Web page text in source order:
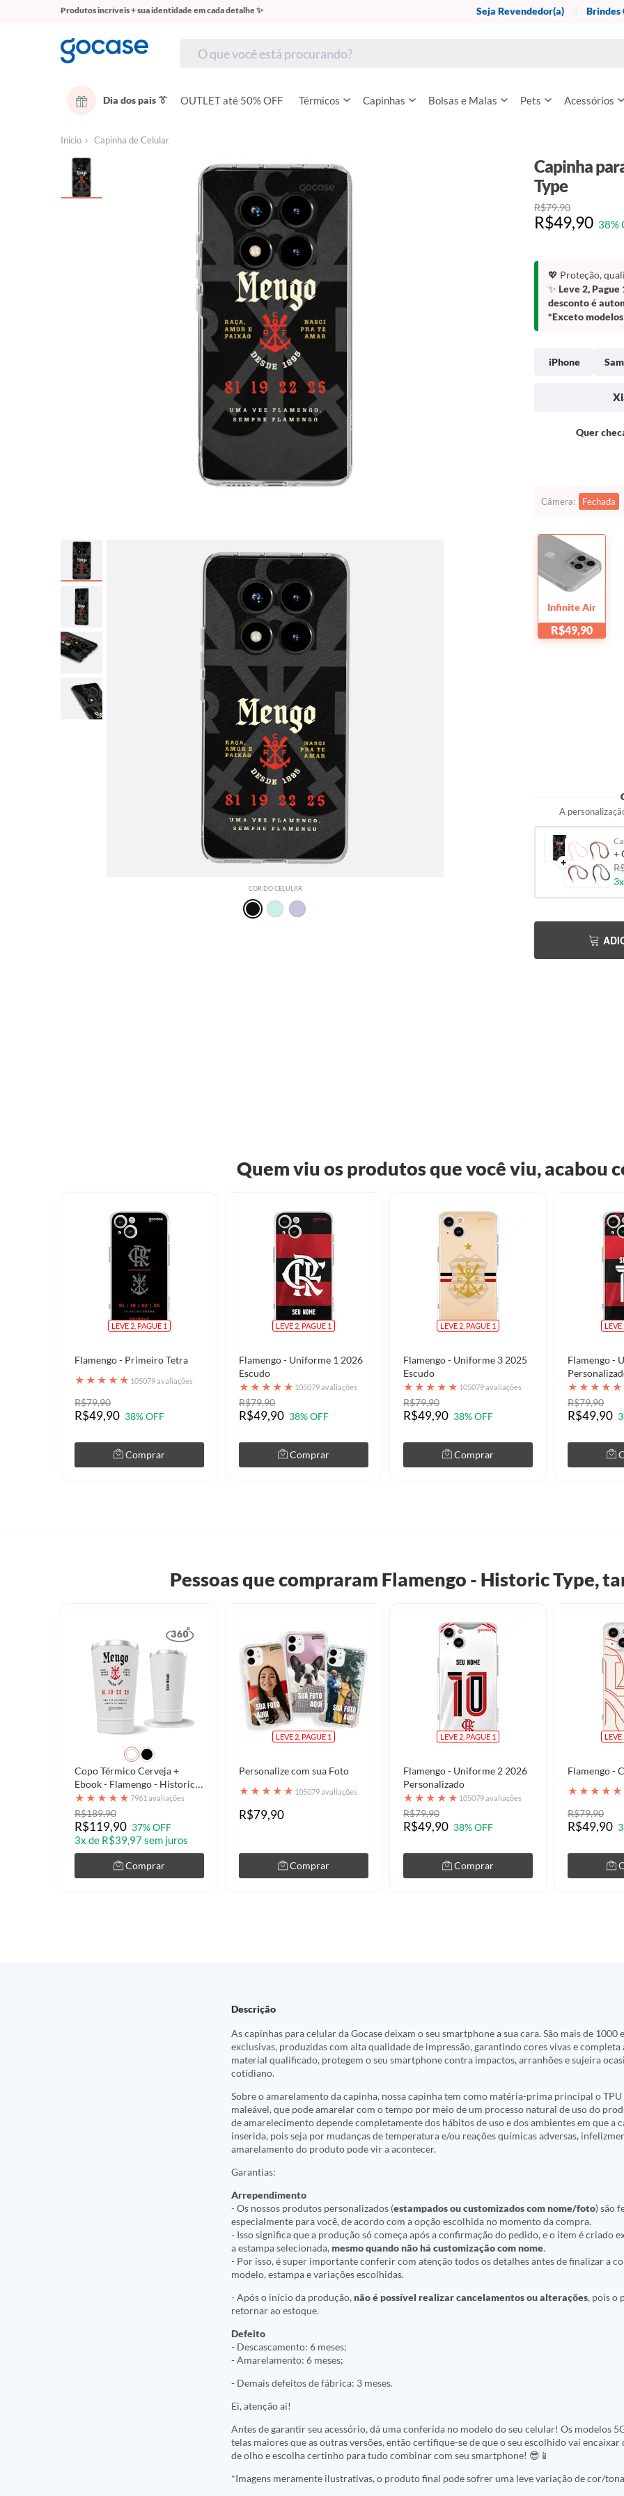
Produtos incríveis + sua identidade em cada detalhe ✨ Seja Revendedor(a) Brindes
Dia dos pais 👔 OUTLET até 50% OFF Térmicos Capinhas Bolsas e Malas Pets Acessórios
Início Capinha de Celular
COR DO CELULAR
Capinha
Type
R$79,90
R$49,90 38%
💖 Proteção,
✨ Leve 2, Pague
desconto é
*Exceto
iPhone
Quer
Câmera: Fechada
Infinite Air
R$49,90
A
+
+
Quem viu os produtos que você viu, acabou
LEVE 2, PAGUE 1
Flamengo - Primeiro Tetra
★ ★ ★ ★ ★ 105079 avaliações
R$79,90
R$49,90 38% OFF
Comprar
LEVE 2, PAGUE 1
Flamengo - Uniforme 1 2026
Escudo
★ ★ ★ ★ ★ 105079 avaliações
R$79,90
R$49,90 38% OFF
Comprar
LEVE 2, PAGUE 1
Flamengo - Uniforme 3 2025
Escudo
★ ★ ★ ★ ★ 105079 avaliações
R$79,90
R$49,90 38% OFF
Comprar
LEVE
Flamengo -
★ ★ ★ ★ ★
R$79,90
R$49,90
Pessoas que compraram Flamengo - Historic Type,
Copo Térmico Cerveja +
Ebook - Flamengo - Historic
Type
★ ★ ★ ★ ★ 7961 avaliações
R$189,90
R$119,90 37% OFF
3x de R$39,97 sem juros
Comprar
LEVE 2, PAGUE 1
Personalize com sua Foto
★ ★ ★ ★ ★ 105079 avaliações
R$79,90
Comprar
LEVE 2, PAGUE 1
Flamengo - Uniforme 2 2026
Personalizado
★ ★ ★ ★ ★ 105079 avaliações
R$79,90
R$49,90 38% OFF
Comprar
LEVE
Flamengo -
★ ★ ★ ★ ★
R$79,90
R$49,90
Descrição
As capinhas para celular da Gocase deixam o seu smartphone a sua cara. São mais de 1000
exclusivas, produzidas com alta qualidade de impressão, garantindo cores vivas e completa
material qualificado, protegem o seu smartphone contra impactos, arranhões e sujeira
cotidiano.
Sobre o amarelamento da capinha, nossa capinha tem como matéria-prima principal o
maleável, que pode amarelar com o tempo por meio de um processo natural de uso do
de amarelecimento depende completamente dos hábitos de uso e dos ambientes em que a
inserida, pois seja por mudanças de temperatura e/ou reações químicas adversas,
amarelamento do produto pode vir a acontecer.
Garantias:
Arrependimento
- Os nossos produtos personalizados (estampados ou customizados com nome/foto) são
especialmente para você, de acordo com a opção escolhida no momento da compra.
- Isso significa que a produção só começa após a confirmação do pedido, e o item é criado
a estampa selecionada,mesmo quando não há customização com nome.
- Por isso, é super importante conferir com atenção todos os detalhes antes de finalizar a
modelo, estampa e variações escolhidas.
- Após o início da produção,não é possível realizar cancelamentos ou alterações, pois o
retornar ao estoque.
Defeito
- Descascamento: 6 meses;
- Amarelamento: 6 meses;
- Demais defeitos de fábrica: 3 meses.
Ei, atenção aí!
Antes de garantir seu acessório, dá uma conferida no modelo do seu celular! Os modelos
telas maiores que as outras versões, então certifique-se de que o seu escolhido vai
de olho e escolha certinho para tudo combinar com seu smartphone! 😎📱
*Imagens meramente ilustrativas, o produto final pode sofrer uma leve variação de cor/